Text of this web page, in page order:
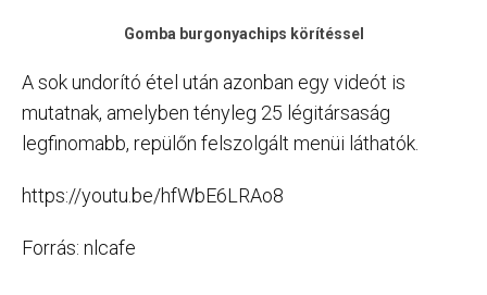
Gomba burgonyachips körítéssel
A sok undorító étel után azonban egy videót is
mutatnak, amelyben tényleg 25 légitársaság
legfinomabb, repülőn felszolgált menüi láthatók.
https://youtu.be/hfWbE6LRAo8
Forrás: nlcafe